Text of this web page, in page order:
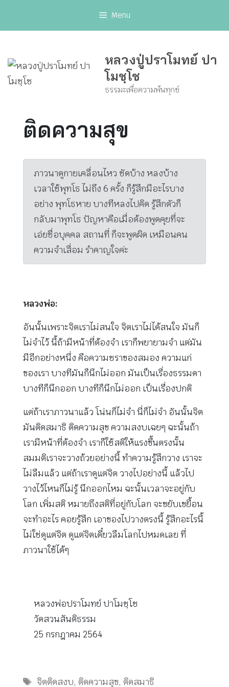
Menu
หลวงปู่ปราโมทย์ ปา
โมชฺโช
ธรรมะเพื่อความพ้นทุกข์
ติดความสุข
ภาวนาดูกายเคลื่อนไหว ชัดบ้าง หลงบ้าง
เวลาใช้พุทโธ ไม่ถึง 6 ครั้ง ก็รู้สึกมีอะไรบาง
อย่าง พุทโธหาย บางทีหลงไปคิด รู้สึกตัวก็
กลับมาพุทโธ ปัญหาคือเมื่อต้องพูดคุยที่จะ
เอ่ยชื่อบุคคล สถานที่ ก็จะพูดผิด เหมือนคน
ความจำเสื่อม รำคาญใจค่ะ
หลวงพ่อ:
อันนั้นเพราะจิตเราไม่สนใจ จิตเราไม่ได้สนใจ มันก็
ไม่จำไว้ นี้ถ้ามีหน้าที่ต้องจำ เราก็พยายามจำ แต่มัน
มีอีกอย่างหนึ่ง คือความชราของสมอง ความแก่
ของเรา บางทีมันก็นึกไม่ออก มันเป็นเรื่องธรรมดา
บางทีก็นึกออก บางทีก็นึกไม่ออก เป็นเรื่องปกติ
แต่ถ้าเราภาวนาแล้ว โน่นก็ไม่จำ นี่ก็ไม่จำ อันนั้นจิต
มันติดสมาธิ ติดความสุข ความสงบเฉยๆ ฉะนั้นถ้า
เรามีหน้าที่ต้องจำ เราก็ใช้สติให้แรงขึ้นตรงนั้น
สมมติเราจะวางถ้วยอย่างนี้ ทำความรู้สึกวาง เราจะ
ไม่ลืมแล้ว แต่ถ้าเราดูแต่จิต วางไปอย่างนี้ แล้วไป
วางไว้ไหนก็ไม่รู้ นึกออกไหม ฉะนั้นเวลาจะอยู่กับ
โลก เพิ่มสติ หมายถึงสติที่อยู่กับโลก จะขยับเขยื้อน
จะทำอะไร คอยรู้สึก เอาของไปวางตรงนี้ รู้สึกอะไรนี้
ไม่ใช่ดูแต่จิต ดูแต่จิตเดี๋ยวลืมโลกไปหมดเลย ที่
ภาวนาใช้ได้ๆ
หลวงพ่อปราโมทย์ ปาโมชฺโช
วัดสวนสันติธรรม
25 กรกฎาคม 2564
Tags
จิตติดสงบ, ติดความสุข, ติดสมาธิ